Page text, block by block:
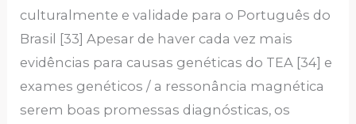
culturalmente e validade para o Português do
Brasil [33] Apesar de haver cada vez mais
evidências para causas genéticas do TEA [34] e
exames genéticos / a ressonância magnética
serem boas promessas diagnósticas, os